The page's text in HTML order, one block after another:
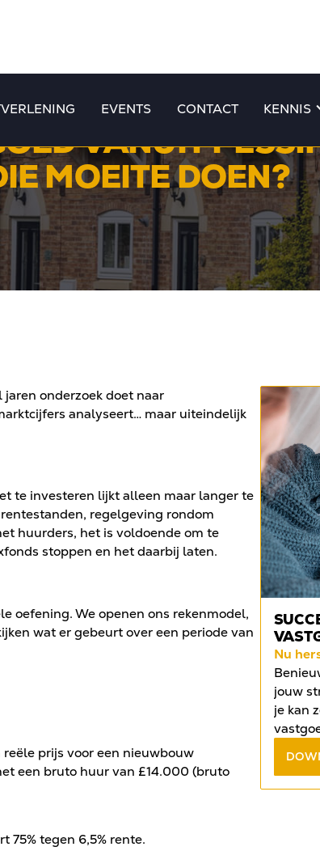
EVENTS CONTACT KENNIS
VANUIT
MOEITE DOEN?
onderzoek doet naar
analyseert… maar uiteindelijk
te investeren lijkt alleen maar langer te
regelgeving rondom
huurders, het is voldoende om te
stoppen en het daarbij laten.
oefening. We openen ons rekenmodel,
wat er gebeurt over een periode van
prijs voor een nieuwbouw
een bruto huur van £14.000 (bruto
75% tegen 6,5% rente.
Nu
jouw
je kan
gratis